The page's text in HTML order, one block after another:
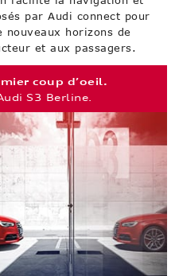
par Audi connect pour
nouveaux horizons de
et aux passagers.
coup d’oeil.
S3 Berline.